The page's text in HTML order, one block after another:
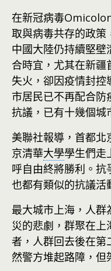
在新冠病毒
取與病毒共存的政策
中國大陸仍持續堅
合時宜，尤其在新
失火，卻因疫情封
市居民已不再配合
抗議，已有十幾個城
美聯社報導，首都北
京清華大學學生們走
呼自由終將勝利。
也都有類似的抗議活
最大城市上海，人群
災的悲劇，群聚在
者，人群回去後在第
然警方堆起路障，但